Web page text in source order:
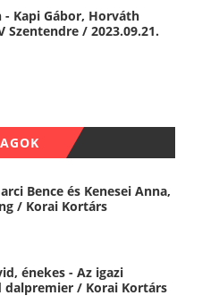
- Kapi Gábor, Horváth
Szentendre / 2023.09.21.
Bence és Kenesei Anna,
/ Korai Kortárs
énekes - Az igazi
/ Korai Kortárs